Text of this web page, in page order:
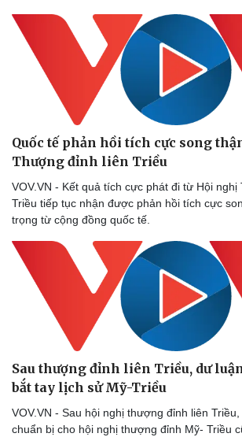
Bóng đá
Lịch thi đấu bóng đá
Thế giới thể thao
eSports
Hậu trường
Xe máy
Tư vấn
Quốc tế phản hồi tích cực song
Thượng đỉnh liên Triều
VOV.VN - Kết quả tích cực phát đi từ Hội
Triều tiếp tục nhận được phản hồi tích cực
trọng từ cộng đồng quốc tế.
Sau thượng đỉnh liên Triều, dư
bắt tay lịch sử Mỹ-Triều
VOV.VN - Sau hội nghị thượng đỉnh liên
chuẩn bị cho hội nghị thượng đỉnh Mỹ- Triều